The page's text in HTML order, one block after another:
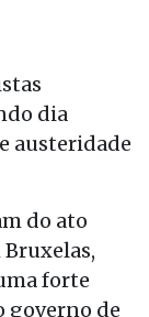
dia
austeridade
do ato
forte
governo de